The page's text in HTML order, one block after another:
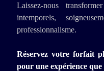
Laissez-nous
intemporels,
professionnalisme.
Réservez votre forfait
pour une expérience